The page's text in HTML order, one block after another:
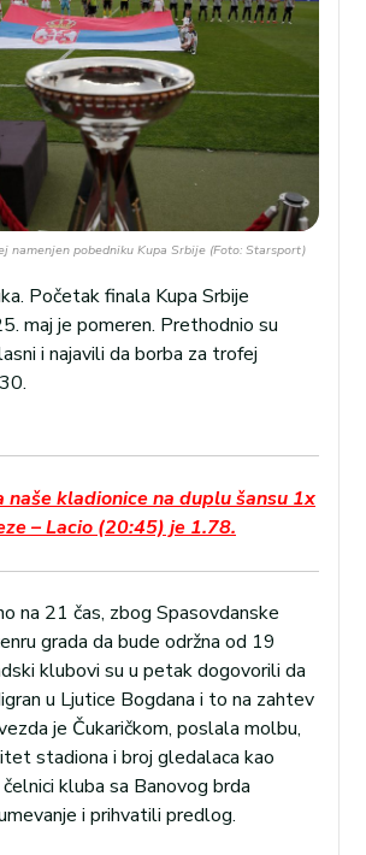
namenjen pobedniku Kupa Srbije (Foto: Starsport)
Početak finala Kupa Srbije
maj je pomeren. Prethodnio su
i najavili da borba za trofej
naše kladionice na duplu šansu 1x
– Lacio (20:45) je 1.78.
na 21 čas, zbog Spasovdanske
grada da bude održna od 19
klubovi su u petak dogovorili da
u Ljutice Bogdana i to na zahtev
je Čukaričkom, poslala molbu,
stadiona i broj gledalaca kao
kluba sa Banovog brda
i prihvatili predlog.